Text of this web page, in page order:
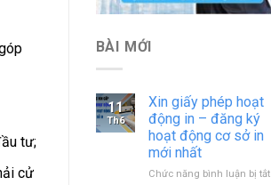
tư;
cử
BÀI MỚI
11
Th6
Xin giấy phép hoạt
động in – đăng ký
hoạt động cơ sở in
mới nhất
Chức năng bình luận bị tắtở